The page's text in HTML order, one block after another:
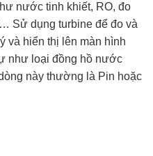
nước tinh khiết, RO, đo
Sử dụng turbine để đo và
và hiển thị lên màn hình
như loại đồng hồ nước
này thường là Pin hoặc